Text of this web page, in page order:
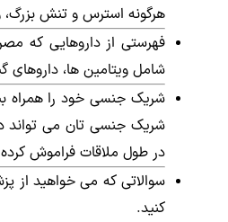
هرگونه استرس و تنش بزرگ،
فهرستی از داروهایی که
شامل ویتامین ها،
شریک جنسی خود را همراه
شریک جنسی تان می تواند
در طول ملاقات فراموش
سوالاتی که می خواهید از
کنید.